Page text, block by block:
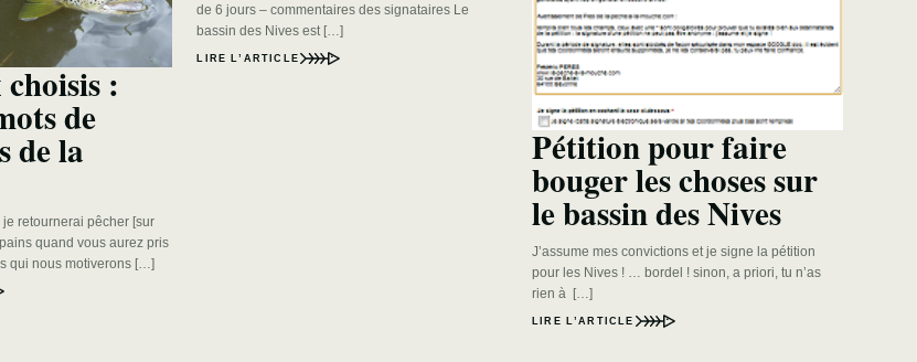
:
de
de la
retournerai pêcher [sur
quand vous aurez pris
qui nous motiverons […]
de 6 jours – commentaires des signataires Le
bassin des Nives est […]
LIRE L’ARTICLE
Pétition pour faire
bouger les choses sur
le bassin des Nives
J’assume mes convictions et je signe la pétition
pour les Nives ! … bordel ! sinon, a priori, tu n’as
rien à […]
LIRE L’ARTICLE